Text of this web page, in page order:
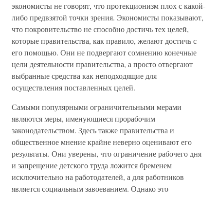
экономисты не говорят, что протекционизм плох с какой-
либо предвзятой точки зрения. Экономисты показывают,
что покровительство не способно достичь тех целей,
которые правительства, как правило, желают достичь с
его помощью. Они не подвергают сомнению конечные
цели деятельности правительства, а просто отвергают
выбранные средства как неподходящие для
осуществления поставленных целей.
Самыми популярными ограничительными мерами
являются меры, именующиеся прорабочим
законодательством. Здесь также правительства и
общественное мнение крайне неверно оценивают его
результаты. Они уверены, что ограничение рабочего дня
и запрещение детского труда ложится бременем
исключительно на работодателей, а для работников
является социальным завоеванием. Однако это